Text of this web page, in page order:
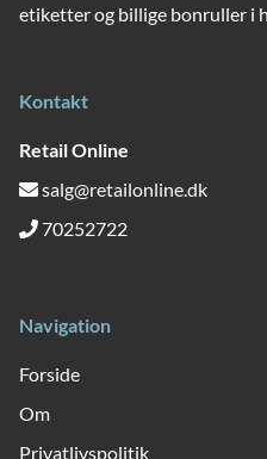
etiketter og billige bonruller i
Kontakt
Retail Online
salg@retailonline.dk
70252722
Navigation
Forside
Om
Privatlivspolitik